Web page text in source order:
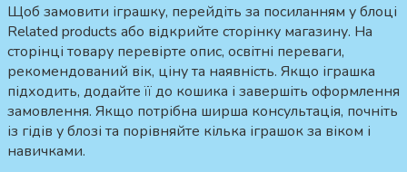
Щоб замовити іграшку, перейдіть за посиланням у блоці
Related products або відкрийте сторінку магазину. На
сторінці товару перевірте опис, освітні переваги,
рекомендований вік, ціну та наявність. Якщо іграшка
підходить, додайте її до кошика і завершіть оформлення
замовлення. Якщо потрібна ширша консультація, почніть
із гідів у блозі та порівняйте кілька іграшок за віком і
навичками.